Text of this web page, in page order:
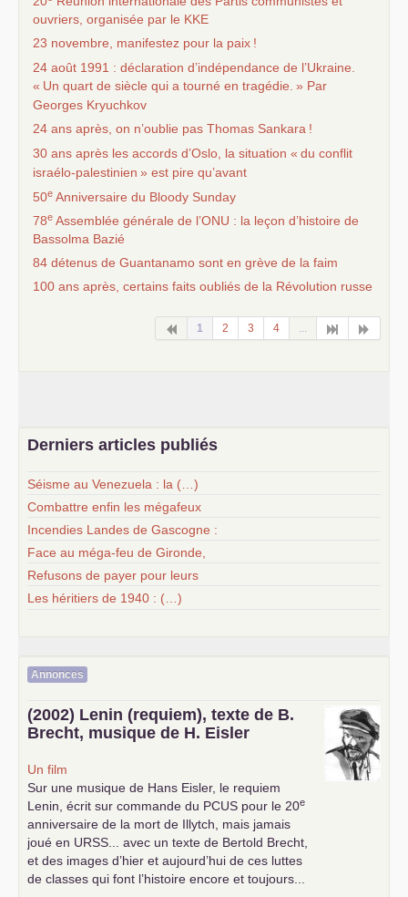
ouvriers, organisée par le KKE
23 novembre, manifestez pour la paix !
24 août 1991 : déclaration d’indépendance de l’Ukraine.
« Un quart de siècle qui a tourné en tragédie. » Par
Georges Kryuchkov
24 ans après, on n’oublie pas Thomas Sankara !
30 ans après les accords d’Oslo, la situation « du conflit
israélo-palestinien » est pire qu’avant
50e Anniversaire du Bloody Sunday
78e Assemblée générale de l’ONU : la leçon d’histoire de
Bassolma Bazié
84 détenus de Guantanamo sont en grève de la faim
100 ans après, certains faits oubliés de la Révolution russe
1 2 3 4 ...
Derniers articles publiés
Séisme au Venezuela : la (…)
Combattre enfin les mégafeux
Incendies Landes de Gascogne :
Face au méga-feu de Gironde,
Refusons de payer pour leurs
Les héritiers de 1940 : (…)
Annonces
(2002) Lenin (requiem), texte de B.
Brecht, musique de H. Eisler
Un film
Sur une musique de Hans Eisler, le requiem
Lenin, écrit sur commande du PCUS pour le 20e
anniversaire de la mort de Illytch, mais jamais
joué en URSS ... avec un texte de Bertold Brecht,
et des images d’hier et aujourd’hui de ces luttes
de classes qui font l’histoire encore et toujours...